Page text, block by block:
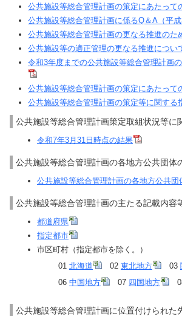
公共施設等総合管理計画の策定にあたって
公共施設等総合管理計画に係るQ＆A（平成
公共施設等総合管理計画の更なる推進のた
公共施設等の適正管理の更なる推進につい
令和3年度までの公共施設等総合管理計画
公共施設等総合管理計画の策定にあたって
公共施設等総合管理計画の策定等に関する
公共施設等総合管理計画策定取組状況等に
令和7年3月31日時点の結果
公共施設等総合管理計画の各地方公共団体
公共施設等総合管理計画の各地方公共
公共施設等総合管理計画の主たる記載内容
都道府県
指定都市
市区町村（指定都市を除く。）
01 北海道 02 東北地方 03
06 中国地方 07 四国地方
公共施設等総合管理計画に位置付けられた